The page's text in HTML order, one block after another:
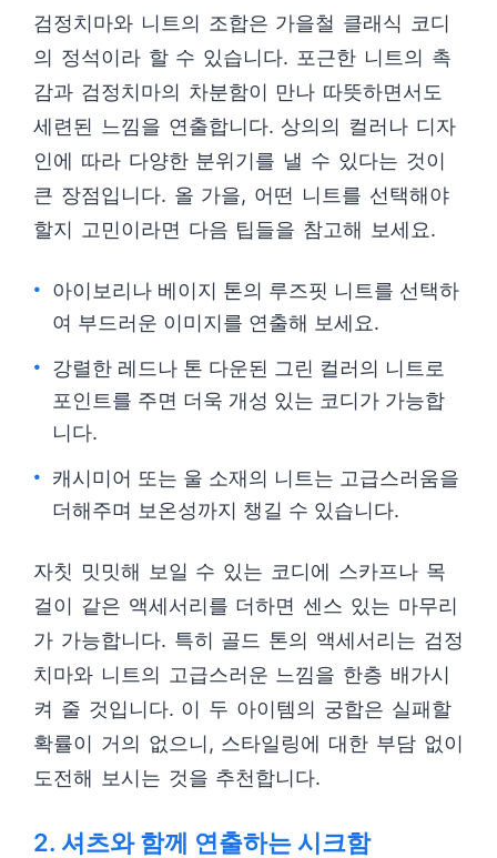
검정치마와 니트의 조합은 가을철 클래식 코디
의 정석이라 할 수 있습니다. 포근한 니트의 촉
감과 검정치마의 차분함이 만나 따뜻하면서도
세련된 느낌을 연출합니다. 상의의 컬러나 디자
인에 따라 다양한 분위기를 낼 수 있다는 것이
큰 장점입니다. 올 가을, 어떤 니트를 선택해야
할지 고민이라면 다음 팁들을 참고해 보세요.
아이보리나 베이지 톤의 루즈핏 니트를 선택하
여 부드러운 이미지를 연출해 보세요.
강렬한 레드나 톤 다운된 그린 컬러의 니트로
포인트를 주면 더욱 개성 있는 코디가 가능합
니다.
캐시미어 또는 울 소재의 니트는 고급스러움을
더해주며 보온성까지 챙길 수 있습니다.
자칫 밋밋해 보일 수 있는 코디에 스카프나 목
걸이 같은 액세서리를 더하면 센스 있는 마무리
가 가능합니다. 특히 골드 톤의 액세서리는 검정
치마와 니트의 고급스러운 느낌을 한층 배가시
켜 줄 것입니다. 이 두 아이템의 궁합은 실패할
확률이 거의 없으니, 스타일링에 대한 부담 없이
도전해 보시는 것을 추천합니다.
2. 셔츠와 함께 연출하는 시크함